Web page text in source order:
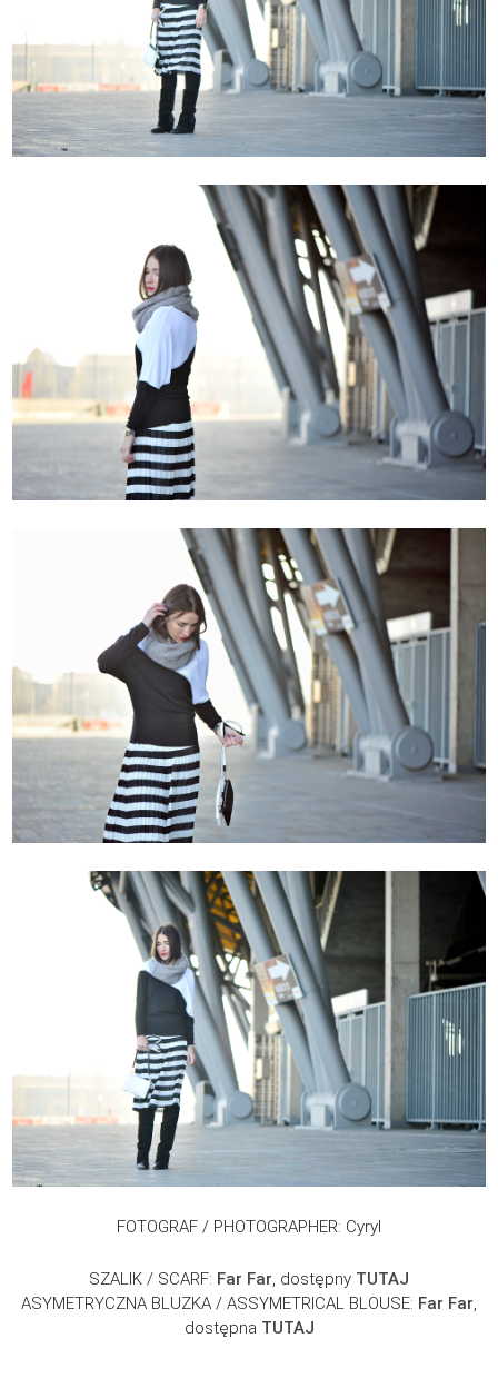
FOTOGRAF / PHOTOGRAPHER: Cyryl
SZALIK / SCARF: Far Far, dostępny TUTAJ
ASYMETRYCZNA BLUZKA / ASSYMETRICAL BLOUSE: Far Far,
dostępna TUTAJ